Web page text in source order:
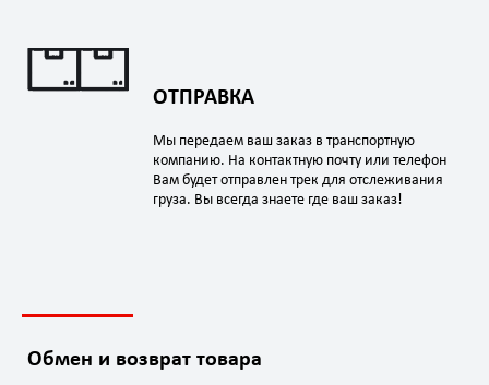
ОТПРАВКА
Мы передаем ваш заказ в транспортную
компанию. На контактную почту или телефон
Вам будет отправлен трек для отслеживания
груза. Вы всегда знаете где ваш заказ!
Обмен и возврат товара